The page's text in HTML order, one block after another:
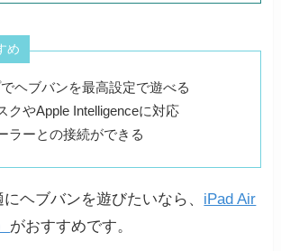
め
ヘブバンを最高設定で遊べる
クやApple Intelligenceに対応
ラーとの接続ができる
ヘブバンを遊びたいなら、 iPad Air
がおすすめです。